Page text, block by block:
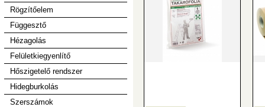
Rögzítőelem
Függesztő
Hézagolás
Felületkiegyenlítő
Hőszigetelő rendszer
Hidegburkolás
Szerszámok